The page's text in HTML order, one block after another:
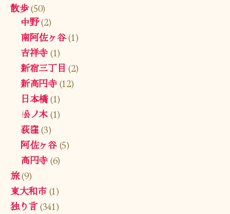
散歩(50)
中野(2)
南阿佐ヶ谷(1)
吉祥寺(1)
新宿三丁目 (2)
新高円寺(12)
日本橋(1)
松ノ木(1)
荻窪(3)
阿佐ヶ谷(5)
高円寺(6)
旅(9)
東大和市(1)
独り言(341)